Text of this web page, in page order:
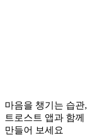
마음을 챙기는 습관,
트로스트 앱과 함께
만들어 보세요